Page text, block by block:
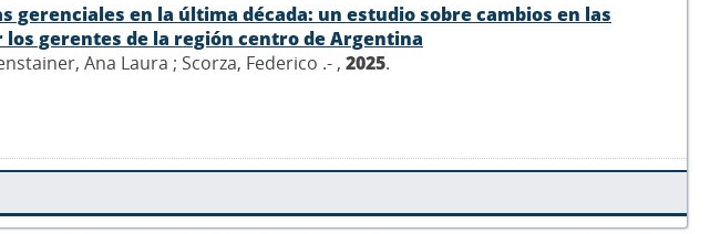
gerenciales en la última década: un estudio sobre cambios en las
gerentes de la región centro de Argentina
Ana Laura ; Scorza, Federico .- , 2025.